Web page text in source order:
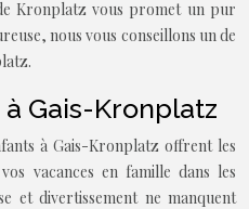
Kronplatz vous promet un pur
nous vous conseillons un de
Gais-Kronplatz
à Gais-Kronplatz offrent les
vacances en famille dans les
et divertissement ne manquent